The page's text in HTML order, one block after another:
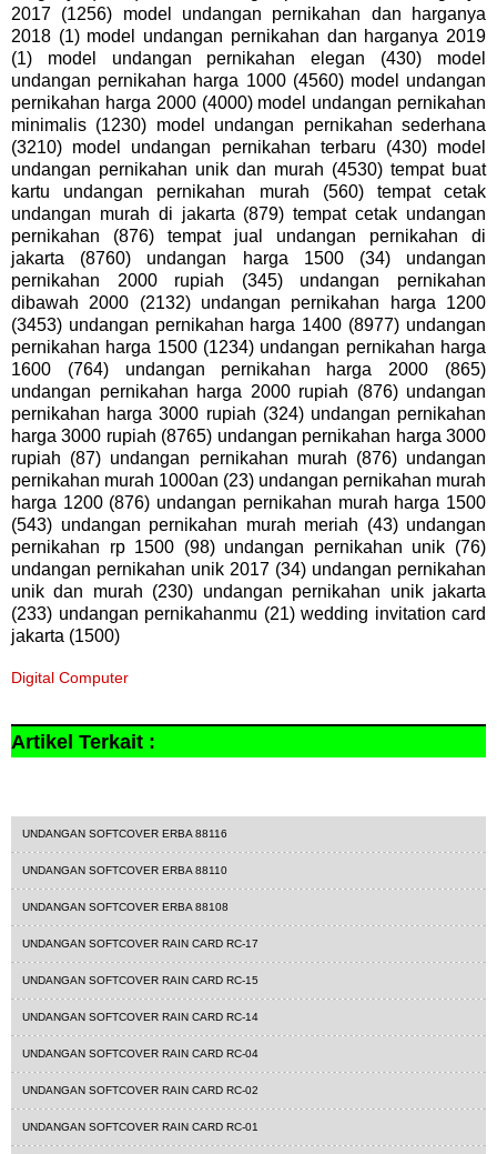
2017 (1256) model undangan pernikahan dan harganya
2018 (1) model undangan pernikahan dan harganya 2019
(1) model undangan pernikahan elegan (430) model
undangan pernikahan harga 1000 (4560) model undangan
pernikahan harga 2000 (4000) model undangan pernikahan
minimalis (1230) model undangan pernikahan sederhana
(3210) model undangan pernikahan terbaru (430) model
undangan pernikahan unik dan murah (4530) tempat buat
kartu undangan pernikahan murah (560) tempat cetak
undangan murah di jakarta (879) tempat cetak undangan
pernikahan (876) tempat jual undangan pernikahan di
jakarta (8760) undangan harga 1500 (34) undangan
pernikahan 2000 rupiah (345) undangan pernikahan
dibawah 2000 (2132) undangan pernikahan harga 1200
(3453) undangan pernikahan harga 1400 (8977) undangan
pernikahan harga 1500 (1234) undangan pernikahan harga
1600 (764) undangan pernikahan harga 2000 (865)
undangan pernikahan harga 2000 rupiah (876) undangan
pernikahan harga 3000 rupiah (324) undangan pernikahan
harga 3000 rupiah (8765) undangan pernikahan harga 3000
rupiah (87) undangan pernikahan murah (876) undangan
pernikahan murah 1000an (23) undangan pernikahan murah
harga 1200 (876) undangan pernikahan murah harga 1500
(543) undangan pernikahan murah meriah (43) undangan
pernikahan rp 1500 (98) undangan pernikahan unik (76)
undangan pernikahan unik 2017 (34) undangan pernikahan
unik dan murah (230) undangan pernikahan unik jakarta
(233) undangan pernikahanmu (21) wedding invitation card
jakarta (1500)
Digital Computer
Artikel Terkait :
UNDANGAN SOFTCOVER ERBA 88116
UNDANGAN SOFTCOVER ERBA 88110
UNDANGAN SOFTCOVER ERBA 88108
UNDANGAN SOFTCOVER RAIN CARD RC-17
UNDANGAN SOFTCOVER RAIN CARD RC-15
UNDANGAN SOFTCOVER RAIN CARD RC-14
UNDANGAN SOFTCOVER RAIN CARD RC-04
UNDANGAN SOFTCOVER RAIN CARD RC-02
UNDANGAN SOFTCOVER RAIN CARD RC-01